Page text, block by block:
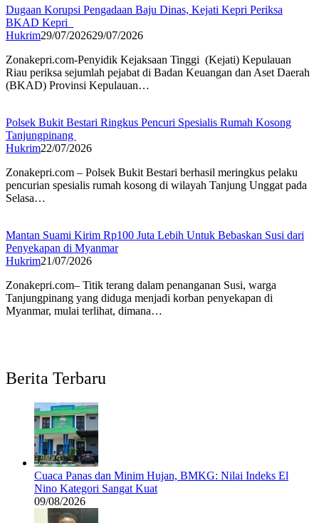
Dugaan Korupsi Pengadaan Baju Dinas, Kejati Kepri Periksa
BKAD Kepri
Hukrim29/07/202629/07/2026
Zonakepri.com-‎Penyidik Kejaksaan Tinggi (Kejati) Kepulauan
Riau periksa sejumlah pejabat di Badan Keuangan dan Aset Daerah
(BKAD) Provinsi Kepulauan…
Polsek Bukit Bestari Ringkus Pencuri Spesialis Rumah Kosong
Tanjungpinang
Hukrim22/07/2026
Zonakepri.com – ‎Polsek Bukit Bestari berhasil meringkus pelaku
pencurian spesialis rumah kosong di wilayah Tanjung Unggat pada
Selasa…
Mantan Suami Kirim Rp100 Juta Lebih Untuk Bebaskan Susi dari
Penyekapan di Myanmar
Hukrim21/07/2026
Zonakepri.com– Titik terang dalam penanganan Susi, warga
Tanjungpinang yang diduga menjadi korban penyekapan di
Myanmar, mulai terlihat, dimana…
Berita Terbaru
Cuaca Panas dan Minim Hujan, BMKG: Nilai Indeks El
Nino Kategori Sangat Kuat
09/08/2026